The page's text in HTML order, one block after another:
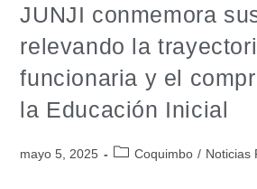
JUNJI conmemora
relevando la
funcionaria y el
la Educación Inicial
mayo 5, 2025 Coquimbo / Noticias